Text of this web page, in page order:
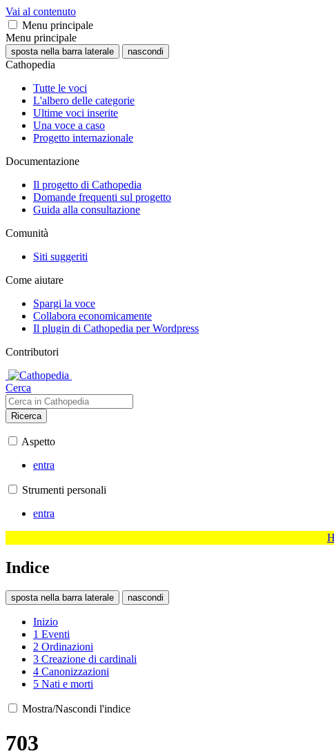
Vai al contenuto
Menu principale
Menu principale
sposta nella barra laterale nascondi
Cathopedia
Tutte le voci
L'albero delle categorie
Ultime voci inserite
Una voce a caso
Progetto internazionale
Documentazione
Il progetto di Cathopedia
Domande frequenti sul progetto
Guida alla consultazione
Comunità
Siti suggeriti
Come aiutare
Spargi la voce
Collabora economicamente
Il plugin di Cathopedia per Wordpress
Contributori
Cerca
Ricerca
Aspetto
entra
Strumenti personali
entra
Indice
sposta nella barra laterale nascondi
Inizio
1 Eventi
2 Ordinazioni
3 Creazione di cardinali
4 Canonizzazioni
5 Nati e morti
Mostra/Nascondi l'indice
703